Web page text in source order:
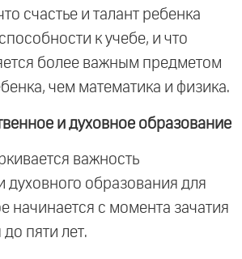
счастье и талант ребенка
к учебе, и что
более важным предметом
чем математика и физика.
и духовное образование
важность
духовного образования для
начинается с момента зачатия
пяти лет.